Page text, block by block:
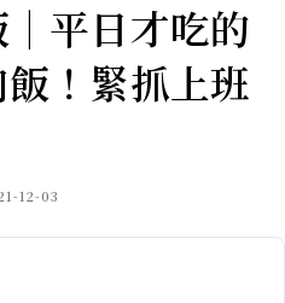
平日才吃的
！緊抓上班
12-03